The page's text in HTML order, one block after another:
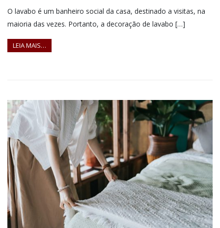
O lavabo é um banheiro social da casa, destinado a visitas, na
maioria das vezes. Portanto, a decoração de lavabo […]
LEIA MAIS…